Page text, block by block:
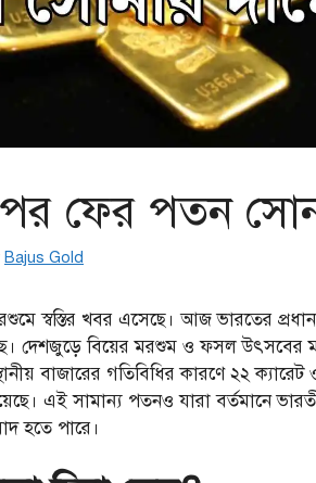
ফের পতন
Bajus Gold
স্বস্তির খবর এসেছে। আজভারতের
দেশজুড়ে বিয়ের মরশুম ও ফসল উৎসবের
বাজারের গতিবিধির কারণে ২২
এই সামান্য পতনও যারা বর্তমানে
হতে পারে।